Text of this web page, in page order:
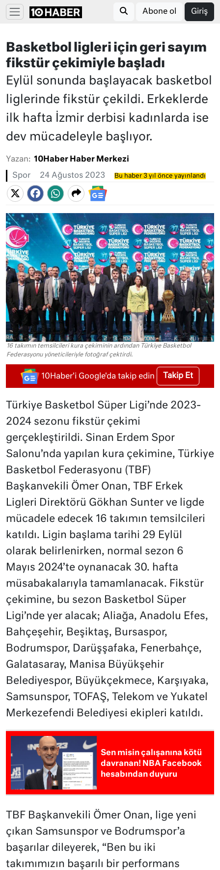
Abone ol Giriş
Basketbol ligleri için geri sayım
fikstür çekimiyle başladı
Eylül sonunda başlayacak basketbol
liglerinde fikstür çekildi. Erkeklerde
ilk hafta İzmir derbisi kadınlarda ise
dev mücadeleyle başlıyor.
Yazan: 10Haber Haber Merkezi
Spor 24 Ağustos 2023 Bu haber 3 yıl önce yayınlandı
16 takımın temsilcileri kura çekiminin ardından Türkiye Basketbol
Federasyonu yöneticileriyle fotoğraf çektirdi.
10Haber'i Google'da takip edin Takip Et
Türkiye Basketbol Süper Ligi’nde 2023-
2024 sezonu fikstür çekimi
gerçekleştirildi. Sinan Erdem Spor
Salonu’nda yapılan kura çekimine, Türkiye
Basketbol Federasyonu (TBF)
Başkanvekili Ömer Onan, TBF Erkek
Ligleri Direktörü Gökhan Sunter ve ligde
mücadele edecek 16 takımın temsilcileri
katıldı. Ligin başlama tarihi 29 Eylül
olarak belirlenirken, normal sezon 6
Mayıs 2024’te oynanacak 30. hafta
müsabakalarıyla tamamlanacak. Fikstür
çekimine, bu sezon Basketbol Süper
Ligi’nde yer alacak; Aliağa, Anadolu Efes,
Bahçeşehir, Beşiktaş, Bursaspor,
Bodrumspor, Darüşşafaka, Fenerbahçe,
Galatasaray, Manisa Büyükşehir
Belediyespor, Büyükçekmece, Karşıyaka,
Samsunspor, TOFAŞ, Telekom ve Yukatel
Merkezefendi Belediyesi ekipleri katıldı.
Sen misin çalışanına kötü
davranan! NBA Facebook
hesabından duyuru
TBF Başkanvekili Ömer Onan, lige yeni
çıkan Samsunspor ve Bodrumspor’a
başarılar dileyerek, “Ben bu iki
takımımızın başarılı bir performans